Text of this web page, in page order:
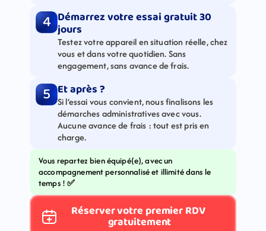
4 Démarrez votre essai gratuit 30
jours
Testez votre appareil en situation réelle, chez
vous et dans votre quotidien. Sans
engagement, sans avance de frais.
5 Et après ?
Si l’essai vous convient, nous finalisons les
démarches administratives avec vous.
Aucune avance de frais : tout est pris en
charge.
Vous repartez bien équipé(e), avec un
accompagnement personnalisé et illimité dans le
temps ! ✅
Réserver votre premier RDV
gratuitement